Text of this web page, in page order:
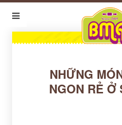
NHỮNG
NGON RẺ Ở